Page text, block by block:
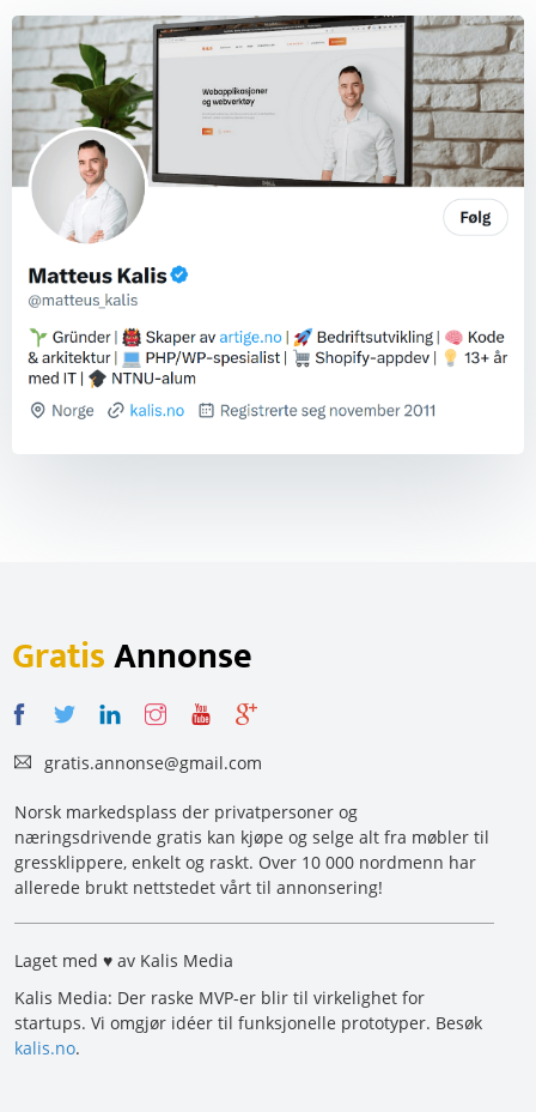
GratisAnnonse
gratis.annonse@gmail.com
Norsk markedsplass der privatpersoner og
næringsdrivende gratis kan kjøpe og selge alt fra møbler til
gressklippere, enkelt og raskt. Over 10 000 nordmenn har
allerede brukt nettstedet vårt til annonsering!
Laget med ♥ av Kalis Media
Kalis Media: Der raske MVP-er blir til virkelighet for
startups. Vi omgjør idéer til funksjonelle prototyper. Besøk
kalis.no.